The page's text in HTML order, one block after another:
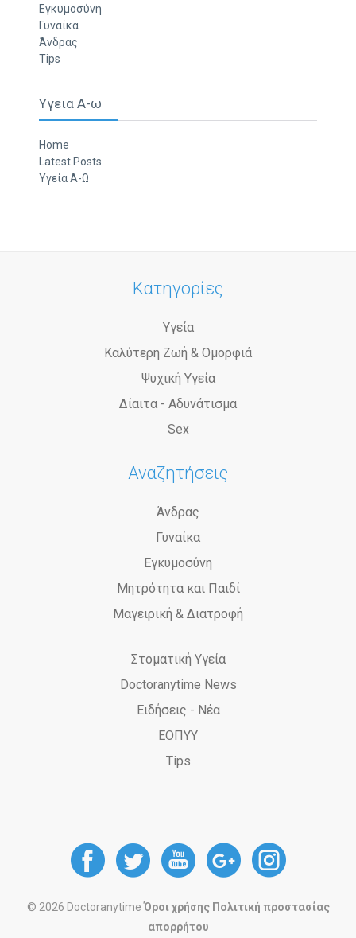
Εγκυμοσύνη
Γυναίκα
Άνδρας
Tips
Υγεια Α-ω
Home
Latest Posts
Υγεία Α-Ω
Κατηγορίες
Υγεία
Καλύτερη Ζωή & Ομορφιά
Ψυχική Υγεία
Δίαιτα - Αδυνάτισμα
Sex
Αναζητήσεις
Άνδρας
Γυναίκα
Εγκυμοσύνη
Μητρότητα και Παιδί
Μαγειρική & Διατροφή
Στοματική Υγεία
Doctoranytime News
Ειδήσεις - Νέα
ΕΟΠΥΥ
Tips
DoctorAnyTime
at
DoctorAnyTime
at at at at
© 2026 DoctoranytimeΌροι χρήσης Πολιτική προστασίας
απορρήτου